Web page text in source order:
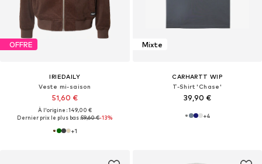
OFFRE
IRIEDAILY
Veste mi-saison
51,60 €
À l'origine : 149,00 €
Dernier prix le plus bas :59,60 €-13%
+1
Mixte
CARHARTT WIP
T-Shirt 'Chase'
39,90 €
+4